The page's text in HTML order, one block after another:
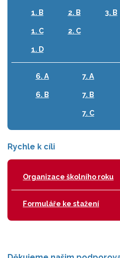
1. B
1. C
1. D
2. B
2. C
3. B
6. A
6. B
7. A
7. B
7. C
Rychle k cíli
Organizace školního roku
Formuláře ke stažení